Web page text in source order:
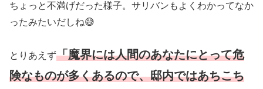
ちょっと不満げだった様子。サリバンもよくわかってなか
ったみたいだしね😅
とりあえず「魔界には人間のあなたにとって危
険なものが多くあるので、邸内ではあちこち